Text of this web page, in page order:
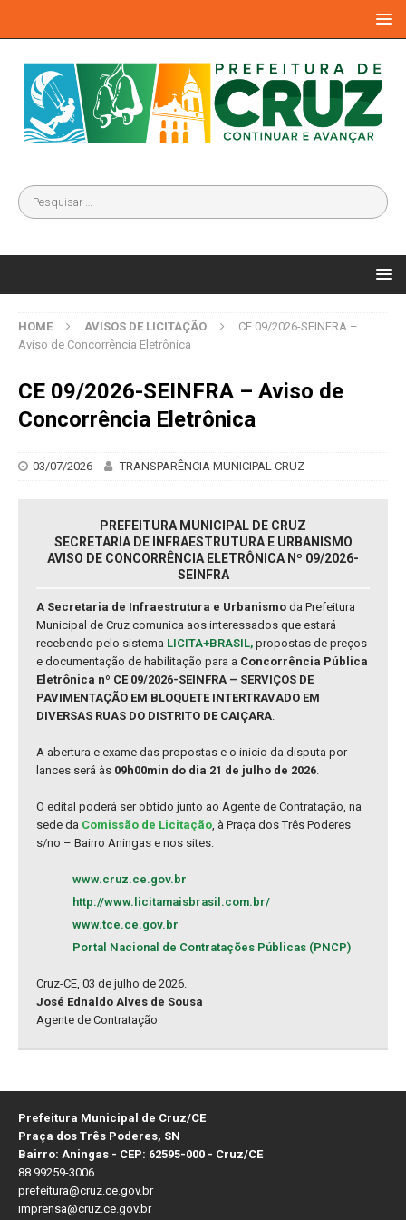
HOME AVISOS DE LICITAÇÃO
CE 09/2026-SEINFRA –
Aviso de Concorrência Eletrônica
CE 09/2026-SEINFRA – Aviso de
Concorrência Eletrônica
03/07/2026 TRANSPARÊNCIA MUNICIPAL CRUZ
PREFEITURA MUNICIPAL DE CRUZ
SECRETARIA DE INFRAESTRUTURA E URBANISMO
AVISO DE CONCORRÊNCIA ELETRÔNICA Nº 09/2026-
SEINFRA
A Secretaria de Infraestrutura e Urbanismo da Prefeitura
Municipal de Cruz comunica aos interessados que estará
recebendo pelo sistema LICITA+BRASIL, propostas de preços
e documentação de habilitação para a Concorrência Pública
Eletrônica nº CE 09/2026-SEINFRA – SERVIÇOS DE
PAVIMENTAÇÃO EM BLOQUETE INTERTRAVADO EM
DIVERSAS RUAS DO DISTRITO DE CAIÇARA.
A abertura e exame das propostas e o inicio da disputa por
lances será às 09h00min do dia 21 de julho de 2026.
O edital poderá ser obtido junto ao Agente de Contratação, na
sede da Comissão de Licitação, à Praça dos Três Poderes
s/no – Bairro Aningas e nos sites:
www.cruz.ce.gov.br
http://www.licitamaisbrasil.com.br/
www.tce.ce.gov.br
Portal Nacional de Contratações Públicas (PNCP)
Cruz-CE, 03 de julho de 2026.
José Ednaldo Alves de Sousa
Agente de Contratação
Prefeitura Municipal de Cruz/CE
Praça dos Três Poderes, SN
Bairro: Aningas - CEP: 62595-000 - Cruz/CE
88 99259-3006
prefeitura@cruz.ce.gov.br
imprensa@cruz.ce.gov.br